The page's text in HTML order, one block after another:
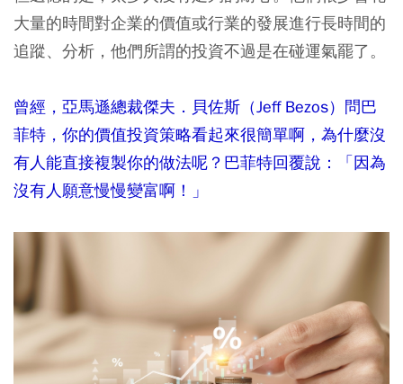
大量的時間對企業的價值或行業的發展進行長時間的
追蹤、分析，他們所謂的投資不過是在碰運氣罷了。
曾經，亞馬遜總裁傑夫．貝佐斯（Jeff Bezos）問巴
菲特，你的價值投資策略看起來很簡單啊，為什麼沒
有人能直接複製你的做法呢？巴菲特回覆說：「因為
沒有人願意慢慢變富啊！」